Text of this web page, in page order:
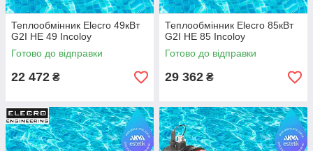
Теплообмінник Elecro 49кВт
G2I HE 49 Incoloy
Готово до відправки
22 472 ₴
Теплообмінник Elecro 85кВт
G2I HE 85 Incoloy
Готово до відправки
29 362 ₴